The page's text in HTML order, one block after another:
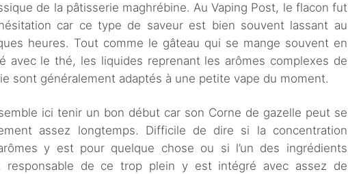
de la pâtisserie maghrébine. Au Vaping Post, le flacon fut
car ce type de saveur est bien souvent lassant au
heures. Tout comme le gâteau qui se mange souvent en
avec le thé, les liquides reprenant les arômes complexes de
sont généralement adaptés à une petite vape du moment.
ici tenir un bon début car son Corne de gazelle peut se
assez longtemps. Difficile de dire si la concentration
y est pour quelque chose ou si l’un des ingrédients
responsable de ce trop plein y est intégré avec assez de